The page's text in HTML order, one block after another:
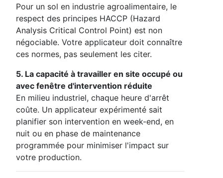
Pour un sol en industrie agroalimentaire, le
respect des principes HACCP (Hazard
Analysis Critical Control Point) est non
négociable. Votre applicateur doit connaître
ces normes, pas seulement les citer.
5. La capacité à travailler en site occupé ou
avec fenêtre d'intervention réduite
En milieu industriel, chaque heure d'arrêt
coûte. Un applicateur expérimenté sait
planifier son intervention en week-end, en
nuit ou en phase de maintenance
programmée pour minimiser l'impact sur
votre production.